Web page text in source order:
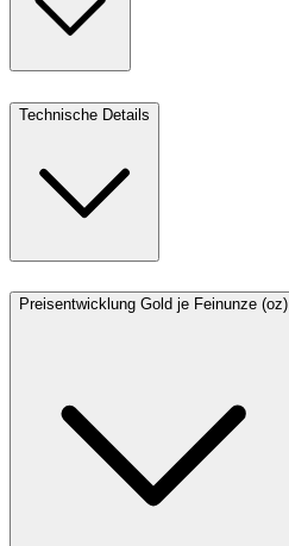
Technische Details
Preisentwicklung Gold je Feinunze (oz)